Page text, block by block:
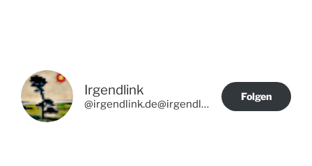
Irgendlink
@irgendlink.de@irgendlink.de
Folgen